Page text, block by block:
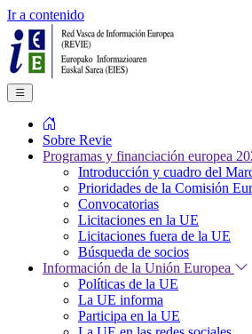
Ir a contenido
Sobre Revie
Programas y financiación europea
Introducción y cuadro del
Prioridades de la Comisión
Convocatorias
Licitaciones en la UE
Licitaciones fuera de la UE
Búsqueda de socios
Información de la Unión Europea
Políticas de la UE
La UE informa
Participa en la UE